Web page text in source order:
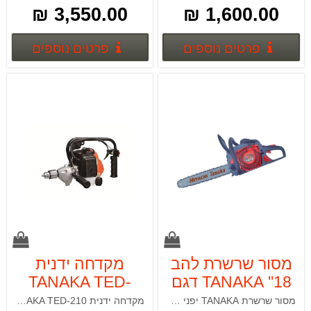
1,600.00 ₪
פרטים נוספיםפרטים נוספים
3,550.00 ₪
פרטים נוספים
מסור שרשרת להב
18'' TANAKA דגם
TCS-5100
מסור שרשרת TANAKA יפני מצויד במנוע עוצמתי 51 סמ"ק, מיועד לעבודות מקצועיות של כריתה, פריסה וחיתוך של עצים. בעל טכנולוגיית Pure Fire המתקדמת ביותר בעולם לניצולת מנוע מקסימאלית! בעל 5 בולמי זעזועים לשיכוך רעידות אופטימלי וכולל בלם בטחון.
מקדחה ידנית
TANAKA TED-
210
מקדחה ידנית TANAKA TED-210 מיועדת לקידוח עץ ובמתכת.